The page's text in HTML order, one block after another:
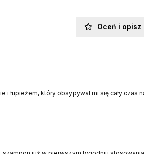
Oceń i opisz
łupieżem, który obsypywał mi się cały czas